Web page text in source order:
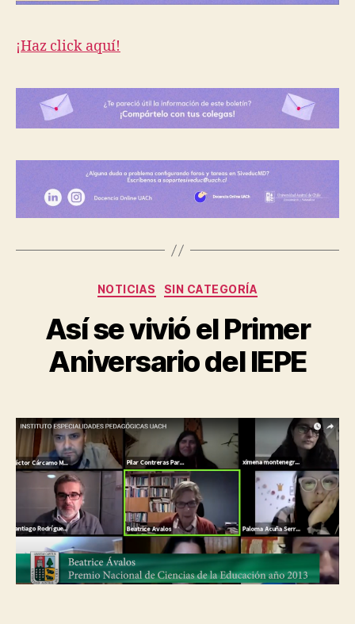
¡Haz click aquí!
Categorías
NOTICIAS SIN CATEGORÍA
Así se vivió el Primer
Aniversario del IEPE